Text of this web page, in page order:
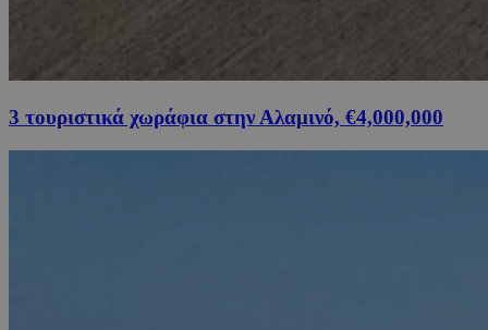
3 τουριστικά χωράφια στην Αλαμινό, €4,000,000